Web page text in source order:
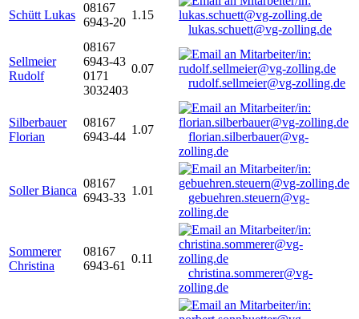
Schütt Lukas
08167
6943-20
1.15
lukas.schuett@vg-zolling.de
Sellmeier
Rudolf
08167
6943-43
0171
3032403
0.07
rudolf.sellmeier@vg-zolling.de
Silberbauer
Florian
08167
6943-44
1.07
florian.silberbauer@vg-
zolling.de
Soller Bianca
08167
6943-33
1.01
gebuehren.steuern@vg-
zolling.de
Sommerer
Christina
08167
6943-61
0.11
christina.sommerer@vg-
zolling.de